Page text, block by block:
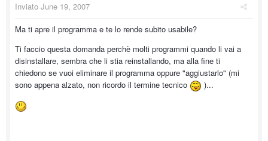
Inviato June 19, 2007
Ma ti apre il programma e te lo rende subito usabile?
Ti faccio questa domanda perchè molti programmi quando li vai a
disinstallare, sembra che li stia reinstallando, ma alla fine ti
chiedono se vuoi eliminare il programma oppure "aggiustarlo" (mi
sono appena alzato, non ricordo il termine tecnico
)...